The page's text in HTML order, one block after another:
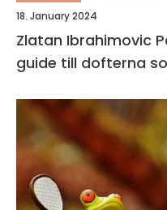
18. January 2024
Zlatan Ibrahimovic
guide till dofterna